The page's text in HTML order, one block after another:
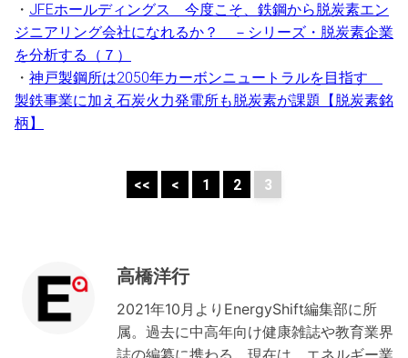
・ JFEホールディングス 今度こそ、鉄鋼から脱炭素エン
ジニアリング会社になれるか？ －シリーズ・脱炭素企業
を分析する（７）
・ 神戸製鋼所は2050年カーボンニュートラルを目指す
製鉄事業に加え石炭火力発電所も脱炭素が課題【脱炭素銘
柄】
<< < 1 2 3
高橋洋行
2021年10月よりEnergyShift編集部に所
属。過去に中高年向け健康雑誌や教育業界